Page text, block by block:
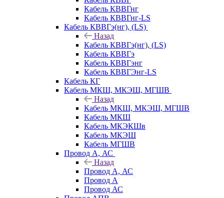
Кабель КВВГнг
Кабель КВВГнг-LS
Кабель КВВГэ(нг), (LS)
Назад
Кабель КВВГэ(нг), (LS)
Кабель КВВГэ
Кабель КВВГэнг
Кабель КВВГЭнг-LS
Кабель КГ
Кабель МКШ, МКЭШ, МГШВ
Назад
Кабель МКШ, МКЭШ, МГШВ
Кабель МКШ
Кабель МКЭКШв
Кабель МКЭШ
Кабель МГШВ
Провод А, АС
Назад
Провод А, АС
Провод А
Провод АС